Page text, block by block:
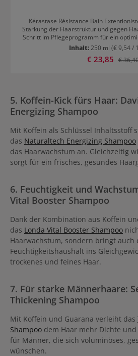
Kérastase Résistance Bain
Stärkung der Haarstruktur und gegen
Schritt im Pflegeprogramm für ein
von Kerastase. Ab der ersten
strapazierte Spitzen feststellen und
Lange Haare müssen nicht länger ein Traum
widerstandsfähigeres Haar. Es
Haarfollikel und sorgt für ein
Haargefühl.Anwendungsempfehlung
ExtentionisteDas Shampoo im
einmassieren und gründlich ausspülen.
danach mit der passenden
Inhalt:250 ml (€ 9,54 /
Verkaufspreis:
€ 23,85 €
5. Koffein-Kick fürs Haar:
Energizing Shampoo
Mit Koffein als Schlüssel Inhaltsstoff
das Naturaltech Energizing Shampoo
das Haarwachstum an. Gleichzeitig
sorgt für ein frisches, gesundes
6. Feuchtigkeit und
Vital Booster Shampoo
Dank der Kombination aus Koffein
das Londa Vital Booster Shampoo
Haarwachstum, sondern bringt auch
Feuchtigkeitshaushalt ins
trockenes und feines Haar.
7. Für starke Männerhaare:
Thickening Shampoo
Mit Koffein und Guarana verleiht das
Shampoo dem Haar mehr Dichte
für Männer, die sich voluminöses,
wünschen.